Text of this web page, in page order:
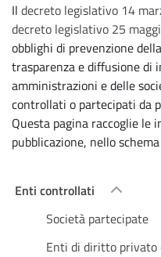
Il decreto legislativo 14
decreto legislativo 25
obblighi di prevenzione
trasparenza e diffusione di
amministrazioni e delle
controllati o partecipati da
Questa pagina raccoglie le
pubblicazione, nello
Enti controllati
Società partecipate
Enti di diritto